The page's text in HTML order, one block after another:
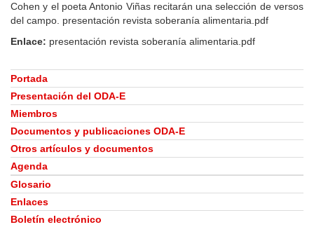
Cohen y el poeta Antonio Viñas recitarán una selección de versos
del campo. presentación revista soberanía alimentaria.pdf
Enlace: presentación revista soberanía alimentaria.pdf
Portada
Presentación del ODA-E
Miembros
Documentos y publicaciones ODA-E
Otros artículos y documentos
Agenda
Glosario
Enlaces
Boletín electrónico